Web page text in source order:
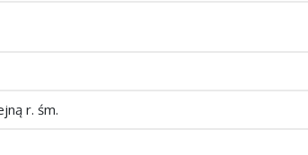
r. śm.